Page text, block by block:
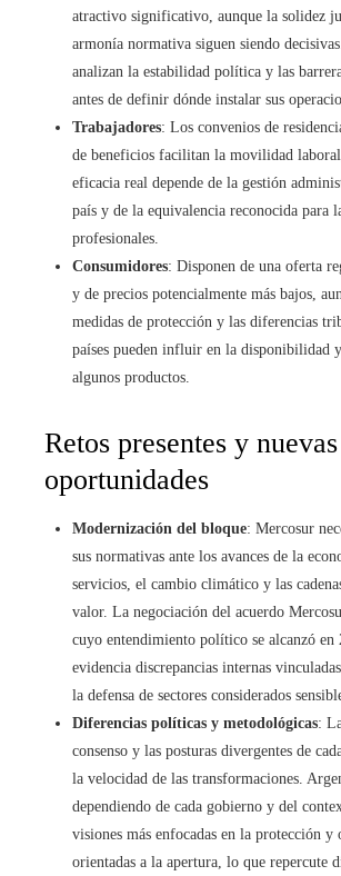
atractivo significativo, aunque la solidez
armonía normativa siguen siendo
analizan la estabilidad política y las
antes de definir dónde instalar sus
Trabajadores: Los convenios de
de beneficios facilitan la movilidad
eficacia real depende de la gestión
país y de la equivalencia reconocida para
profesionales.
Consumidores: Disponen de una oferta
y de precios potencialmente más bajos,
medidas de protección y las diferencias
países pueden influir en la disponibilidad
algunos productos.
Retos presentes y nuevas
oportunidades
Modernización del bloque: Mercosur
sus normativas ante los avances de la
servicios, el cambio climático y las
valor. La negociación del acuerdo
cuyo entendimiento político se alcanzó en
evidencia discrepancias internas
la defensa de sectores considerados
Diferencias políticas y metodológicas:
consenso y las posturas divergentes de
la velocidad de las transformaciones.
dependiendo de cada gobierno y del
visiones más enfocadas en la protección y
orientadas a la apertura, lo que repercute